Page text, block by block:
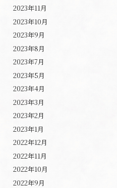
2023年11月
2023年10月
2023年9月
2023年8月
2023年7月
2023年5月
2023年4月
2023年3月
2023年2月
2023年1月
2022年12月
2022年11月
2022年10月
2022年9月